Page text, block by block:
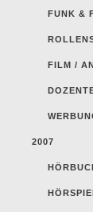
FUNK &
FILM /
2007